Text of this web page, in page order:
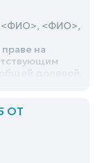
<ФИО>, <ФИО>,
на
ОТ